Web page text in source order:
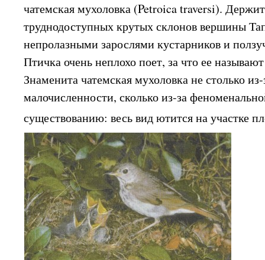
чатемская мухоловка (Petroica traversi).
труднодоступных крутых склонов вершины
непролазными зарослями кустарников и
Птичка очень неплохо поет, за что ее
Знаменита чатемская мухоловка не столько
малочисленности, сколько из-за
существованию: весь вид ютится на участке